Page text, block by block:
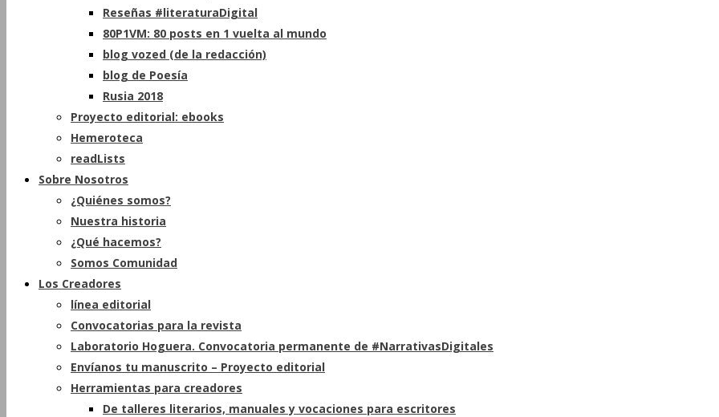
Reseñas #literaturaDigital
80P1VM: 80 posts en 1 vuelta al mundo
blog vozed (de la redacción)
blog de Poesía
Rusia 2018
Proyecto editorial: ebooks
Hemeroteca
readLists
Sobre Nosotros
¿Quiénes somos?
Nuestra historia
¿Qué hacemos?
Somos Comunidad
Los Creadores
línea editorial
Convocatorias para la revista
Laboratorio Hoguera. Convocatoria permanente de #NarrativasDigitales
Envíanos tu manuscrito – Proyecto editorial
Herramientas para creadores
De talleres literarios, manuales y vocaciones para escritores